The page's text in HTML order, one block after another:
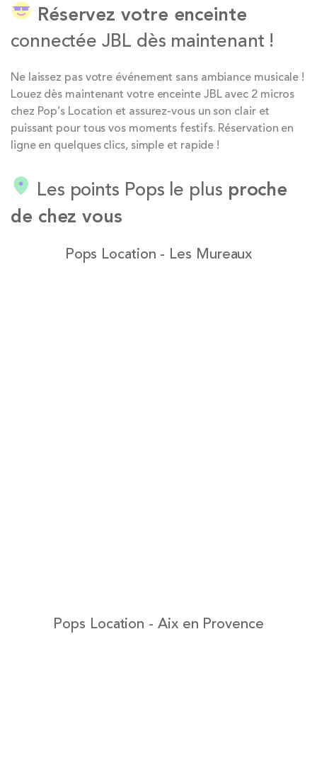
Réservez votre enceinte
connectée JBL dès maintenant !
Ne laissez pas votre événement sans ambiance musicale !
Louez dès maintenant votre enceinte JBL avec 2 micros
chez Pop’s Location et assurez-vous un son clair et
puissant pour tous vos moments festifs. Réservation en
ligne en quelques clics, simple et rapide !
Les points Pops le plus proche
de chez vous
Pops Location - Les Mureaux
Pops Location - Aix en Provence